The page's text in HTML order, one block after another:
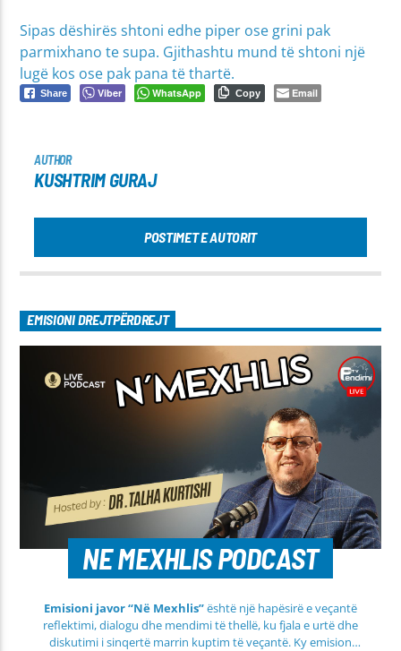
Sipas dëshirës shtoni edhe piper ose grini pak
parmixhano te supa. Gjithashtu mund të shtoni një
lugë kos ose pak pana të thartë.
Share Viber WhatsApp Copy Email
AUTHOR
KUSHTRIM GURAJ
POSTIMET E AUTORIT
EMISIONI DREJTPËRDREJT
NE MEXHLIS PODCAST
Emisioni javor “Në Mexhlis”është një hapësirë e veçantë
reflektimi, dialogu dhe mendimi të thellë, ku fjala e urtë dhe
diskutimi i sinqertë marrin kuptim të veçantë. Ky emision